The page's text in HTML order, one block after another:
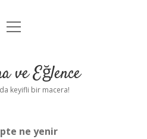
Anasayfa
Uyarı
menüyü
ve Eğlence
keyifli bir macera!
ne yenir